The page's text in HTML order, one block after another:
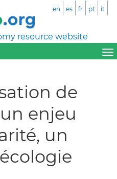
resource website
en es fr pt it
de
enjeu
un